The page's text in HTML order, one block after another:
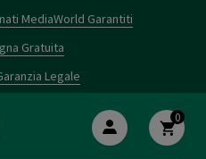
MediaWorld Garantiti
Gratuita
Legale
0